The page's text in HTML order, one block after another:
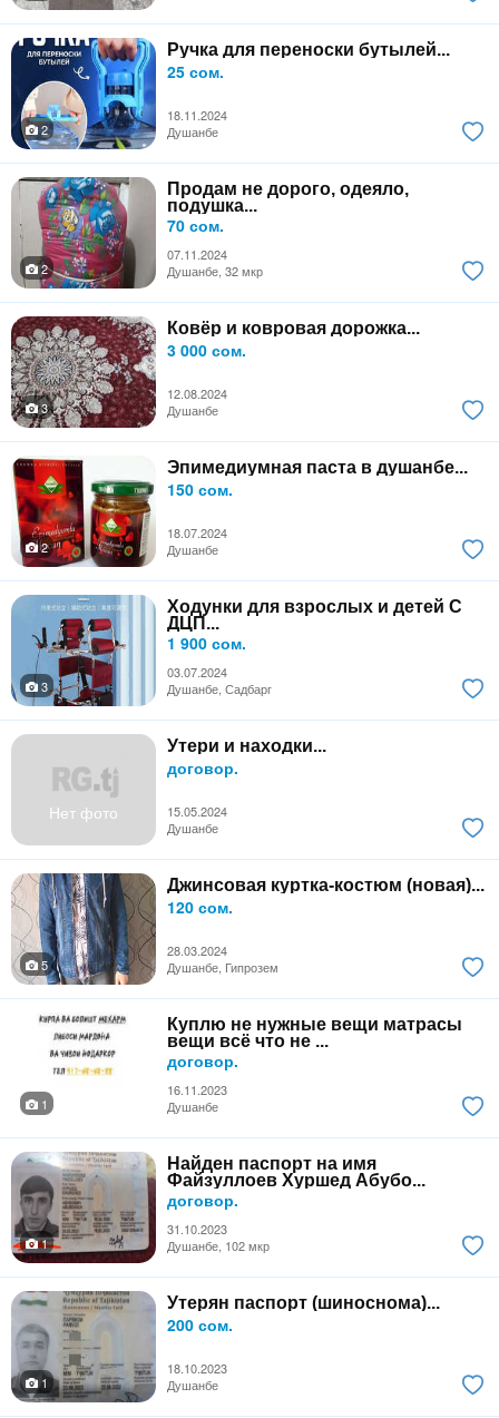
Ручка для переноски бутылей...
25 сом.
18.11.2024
2
Душанбе
Продам не дорого, одеяло,
подушка...
70 сом.
07.11.2024
2
Душанбе, 32 мкр
Ковёр и ковровая дорожка...
3 000 сом.
12.08.2024
3
Душанбе
Эпимедиумная паста в душанбе...
150 сом.
18.07.2024
2
Душанбе
Ходунки для взрослых и детей С
ДЦП...
1 900 сом.
03.07.2024
3
Душанбе, Садбарг
Нет фото
Утери и находки...
договор.
15.05.2024
Душанбе
Джинсовая куртка-костюм (новая)...
120 сом.
28.03.2024
5
Душанбе, Гипрозем
Куплю не нужные вещи матрасы
вещи всё что не ...
договор.
16.11.2023
1
Душанбе
Найден паспорт на имя
Файзуллоев Хуршед Абубо...
договор.
31.10.2023
1
Душанбе, 102 мкр
Утерян паспорт (шиноснома)...
200 сом.
18.10.2023
1
Душанбе